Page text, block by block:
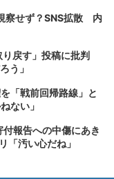
察せず？SNS拡散 内
り戻す」投稿に批判
う」
「戦前回帰路線」と
ない」
報告への中傷にあき
「汚い心だね」